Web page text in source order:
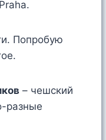
Попробую
– чешский
разные